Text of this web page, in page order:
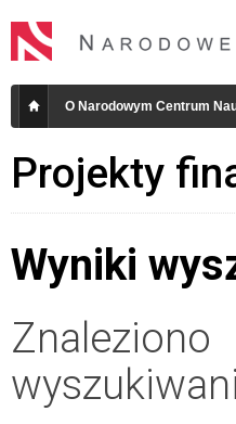
O Narodowym Centrum
Projekty
Wyniki